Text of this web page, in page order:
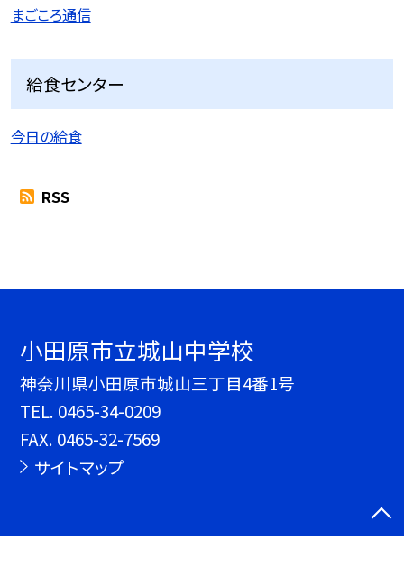
まごころ通信
給食センター
今日の給食
RSS
小田原市立城山中学校
神奈川県小田原市城山三丁目4番1号
TEL. 0465-34-0209
FAX. 0465-32-7569
サイトマップ